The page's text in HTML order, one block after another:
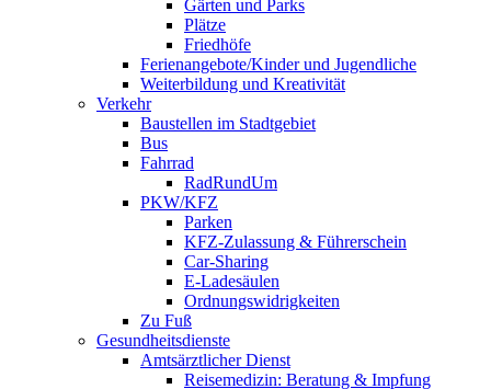
Gärten und Parks
Plätze
Friedhöfe
Ferienangebote/Kinder und Jugendliche
Weiterbildung und Kreativität
Verkehr
Baustellen im Stadtgebiet
Bus
Fahrrad
RadRundUm
PKW/KFZ
Parken
KFZ-Zulassung & Führerschein
Car-Sharing
E-Ladesäulen
Ordnungswidrigkeiten
Zu Fuß
Gesundheitsdienste
Amtsärztlicher Dienst
Reisemedizin: Beratung & Impfung